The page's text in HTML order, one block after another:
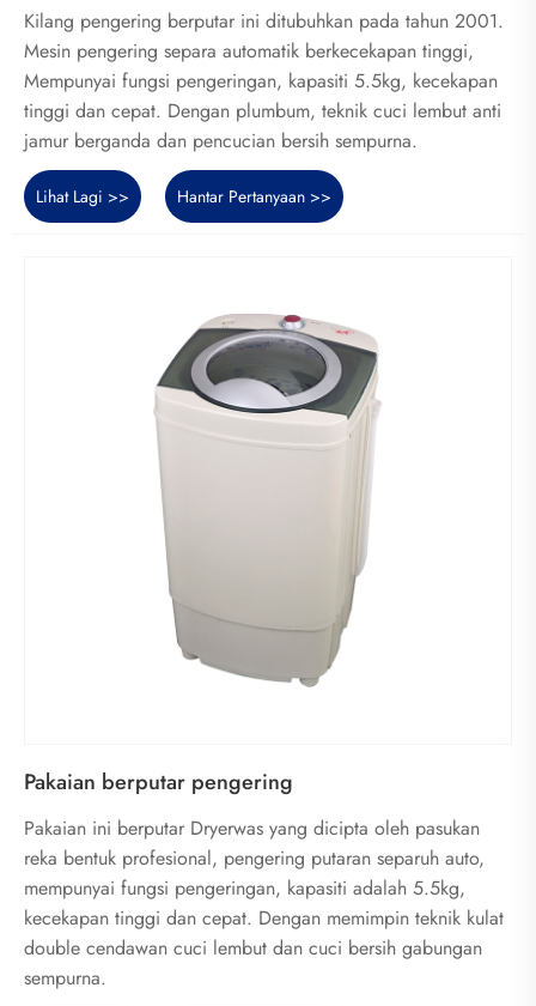
Kilang pengering berputar ini ditubuhkan pada tahun 2001.
Mesin pengering separa automatik berkecekapan tinggi,
Mempunyai fungsi pengeringan, kapasiti 5.5kg, kecekapan
tinggi dan cepat. Dengan plumbum, teknik cuci lembut anti
jamur berganda dan pencucian bersih sempurna.
Lihat Lagi >> Hantar Pertanyaan >>
Pakaian berputar pengering
Pakaian ini berputar Dryerwas yang dicipta oleh pasukan
reka bentuk profesional, pengering putaran separuh auto,
mempunyai fungsi pengeringan, kapasiti adalah 5.5kg,
kecekapan tinggi dan cepat. Dengan memimpin teknik kulat
double cendawan cuci lembut dan cuci bersih gabungan
sempurna.